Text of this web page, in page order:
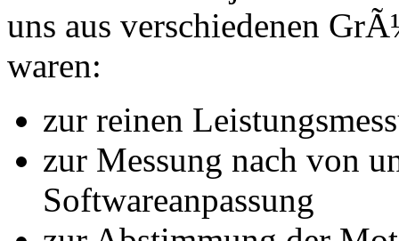
uns aus verschiedenen
waren:
zur reinen
zur Messung nach von
Softwareanpassung